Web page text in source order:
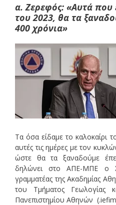
α. Ζερεφός: «Αυτά που
του 2023, θα τα
400 χρόνια»
Τα όσα είδαμε το καλοκαίρι
αυτές τις ημέρες με τον
ώστε θα τα ξαναδούμε
δηλώνει στο ΑΠΕ-ΜΠΕ ο
γραμματέας της Ακαδημίας
του Τμήματος Γεωλογίας
Πανεπιστημίου Αθηνών